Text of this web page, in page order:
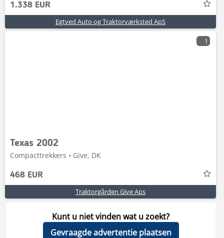
1.338 EUR
Egtved Auto og Traktorværksted ApS
1
Texas 2002
Compacttrekkers • Give, DK
468 EUR
Traktorgården Give Aps
Kunt u niet vinden wat u zoekt?
Gevraagde advertentie plaatsen